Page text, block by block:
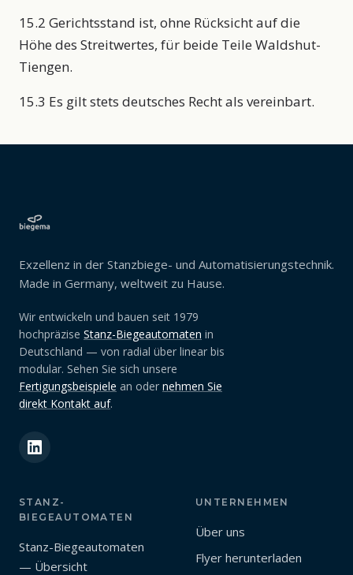
15.2 Gerichtsstand ist, ohne Rücksicht auf die
Höhe des Streitwertes, für beide Teile Waldshut-
Tiengen.
15.3 Es gilt stets deutsches Recht als vereinbart.
Exzellenz in der Stanzbiege- und Automatisierungstechnik.
Made in Germany, weltweit zu Hause.
Wir entwickeln und bauen seit 1979
hochpräzise Stanz-Biegeautomaten in
Deutschland — von radial über linear bis
modular. Sehen Sie sich unsere
Fertigungsbeispiele an oder nehmen Sie
direkt Kontakt auf.
STANZ-
BIEGEAUTOMATEN
Stanz-Biegeautomaten
— Übersicht
UNTERNEHMEN
Über uns
Flyer herunterladen